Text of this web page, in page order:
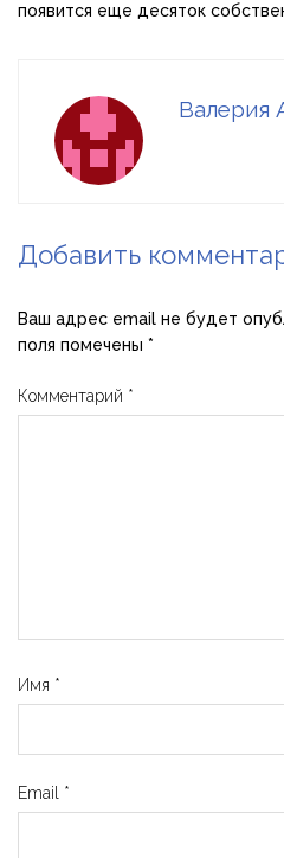
появится еще десяток
Валерия
Добавить
Ваш адрес email не будет
поля помечены *
Комментарий *
Имя *
Email *